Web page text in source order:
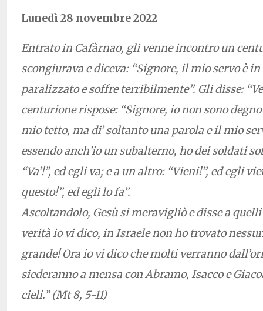
Lunedì 28 novembre 2022
Entrato in Cafàrnao, gli venne incontro un
scongiurava e diceva: “Signore, il mio servo è in
paralizzato e soffre terribilmente”. Gli disse:
centurione rispose: “Signore, io non sono
mio tetto, ma di’ soltanto una parola e il mio
essendo anch’io un subalterno, ho dei soldati
“Va’!”, ed egli va; e a un altro: “Vieni!”, ed egli
questo!”, ed egli lo fa”.
Ascoltandolo, Gesù si meravigliò e disse a
verità io vi dico, in Israele non ho trovato
grande! Ora io vi dico che molti verranno
siederanno a mensa con Abramo, Isacco e
cieli.” (Mt 8, 5-11)